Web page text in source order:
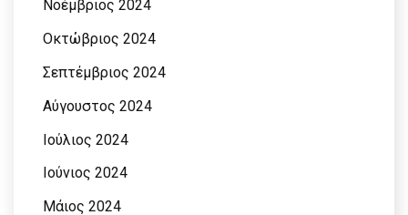
Νοέμβριος 2024
Οκτώβριος 2024
Σεπτέμβριος 2024
Αύγουστος 2024
Ιούλιος 2024
Ιούνιος 2024
Μάιος 2024